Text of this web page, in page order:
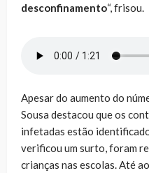
desconfinamento“, frisou.
Apesar do aumento do
Sousa destacou que os
infetadas estão
verificou um surto, foram
crianças nas escolas. Até